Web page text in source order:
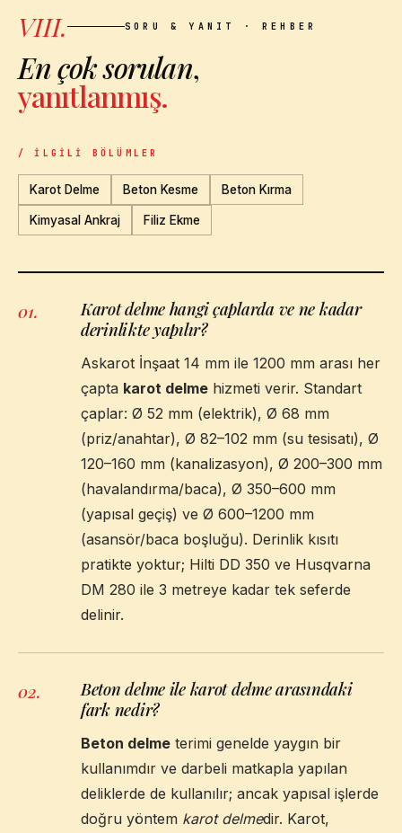
VIII. SORU & YANIT · REHBER
En çok sorulan,
yanıtlanmış.
/ İLGILI BÖLÜMLER
Karot Delme Beton Kesme Beton Kırma
Kimyasal Ankraj Filiz Ekme
01.
Karot delme hangi çaplarda ve ne kadar
derinlikte yapılır?
Askarot İnşaat 14 mm ile 1200 mm arası her
çapta karot delme hizmeti verir. Standart
çaplar: Ø 52 mm (elektrik), Ø 68 mm
(priz/anahtar), Ø 82–102 mm (su tesisatı), Ø
120–160 mm (kanalizasyon), Ø 200–300 mm
(havalandırma/baca), Ø 350–600 mm
(yapısal geçiş) ve Ø 600–1200 mm
(asansör/baca boşluğu). Derinlik kısıtı
pratikte yoktur; Hilti DD 350 ve Husqvarna
DM 280 ile 3 metreye kadar tek seferde
delinir.
02.
Beton delme ile karot delme arasındaki
fark nedir?
Beton delme terimi genelde yaygın bir
kullanımdır ve darbeli matkapla yapılan
deliklerde de kullanılır; ancak yapısal işlerde
doğru yöntem karot delmedir. Karot,